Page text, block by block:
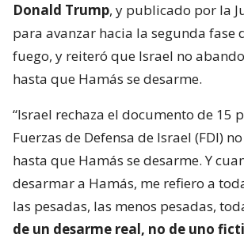
Donald Trump, y publicado por la
para avanzar hacia la segunda fase
fuego, y reiteró que Israel no
hasta que Hamás se desarme.
“Israel rechaza el documento de 15
Fuerzas de Defensa de Israel (FDI)
hasta que Hamás se desarme. Y
desarmar a Hamás, me refiero a
las pesadas, las menos pesadas,
de un desarme real, no de uno